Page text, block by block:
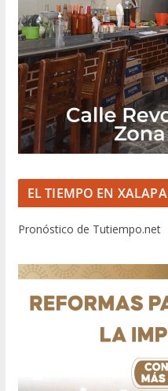
EL TIEMPO EN XALAPA
Pronóstico de Tutiempo.net